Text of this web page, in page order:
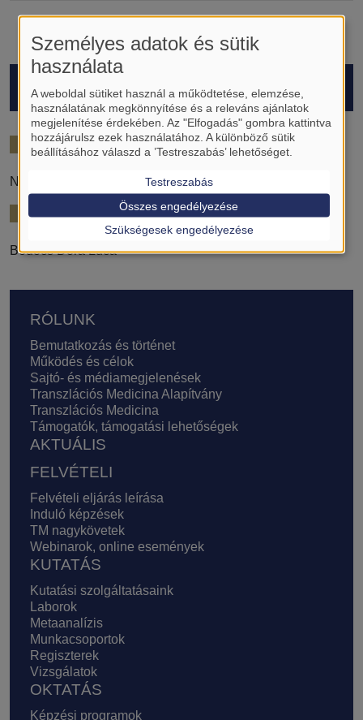
HALLGATÓK
2022/23
Nagy Zsuzsanna
2024/25
Bodócs Dóra Luca
Lábléc
RÓLUNK
Bemutatkozás és történet
Működés és célok
Sajtó- és médiamegjelenések
Transzlációs Medicina Alapítvány
Transzlációs Medicina
Támogatók, támogatási lehetőségek
AKTUÁLIS
FELVÉTELI
Felvételi eljárás leírása
Induló képzések
TM nagykövetek
Webinarok, online események
KUTATÁS
Kutatási szolgáltatásaink
Laborok
Metaanalízis
Munkacsoportok
Regiszterek
Vizsgálatok
OKTATÁS
Képzési programok
Személyes adatok és sütik
használata
A weboldal sütiket használ a működtetése, elemzése,
használatának megkönnyítése és a releváns ajánlatok
megjelenítése érdekében. Az "Elfogadás" gombra kattintva
hozzájárulsz ezek használatához. A különböző sütik
beállításához válaszd a ’Testreszabás’ lehetőséget.
Testreszabás
Szükségesek engedélyezése
Összes engedélyezése